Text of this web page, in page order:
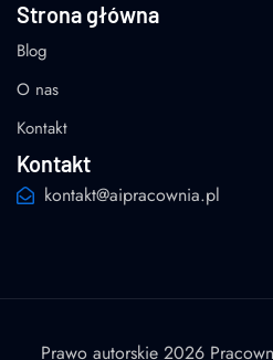
Strona główna
Blog
O nas
Kontakt
Kontakt
kontakt@aipracownia.pl
Prawo autorskie 2026